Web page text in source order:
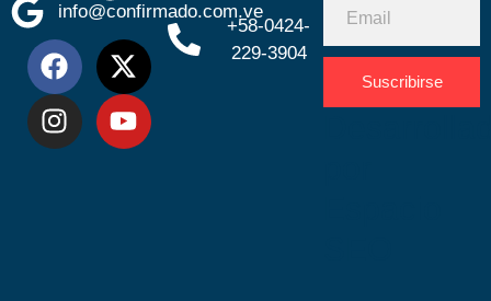
info@confirmado.com.ve
+58-0424-
229-3904
Suscribirse